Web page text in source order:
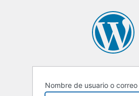
Nombre de usuario o